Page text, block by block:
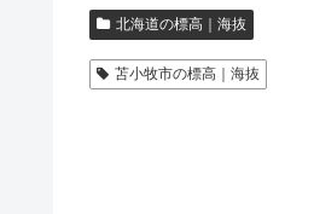
北海道の標高｜海抜
苫小牧市の標高｜海抜